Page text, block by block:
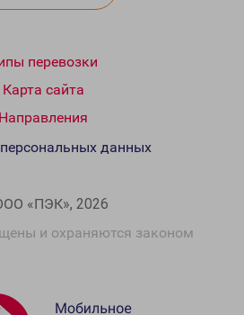
перевозки
Карта сайта
Направления
«ПЭК», 2026
и охраняются законом
данных